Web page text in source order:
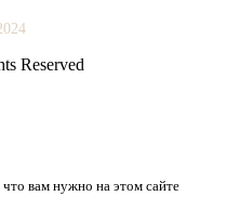
Reserved
вам нужно на этом сайте